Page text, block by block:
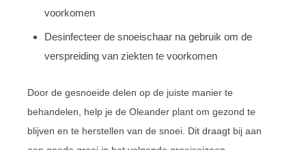
voorkomen
Desinfecteer de snoeischaar na gebruik om de
verspreiding van ziekten te voorkomen
Door de gesnoeide delen op de juiste manier te
behandelen, help je de Oleander plant om gezond te
blijven en te herstellen van de snoei. Dit draagt bij aan